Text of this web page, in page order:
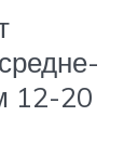
12-20